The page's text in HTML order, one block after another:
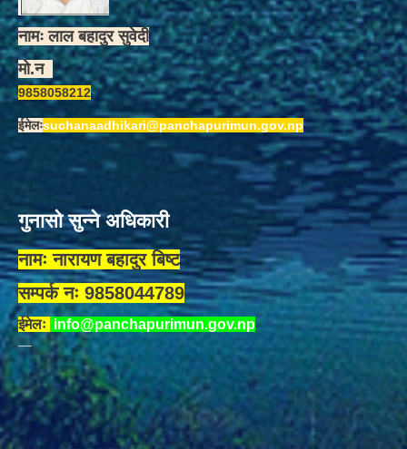
नामः लाल बहादुर सुवेदी
मो.न
9858058212
ईमेलःsuchanaadhikari@panchapurimun.gov.np
गुनासो सुन्ने अधिकारी
नामः नारायण बहादुर बिष्ट
सम्पर्क नः 9858044789
ईमेलः info@panchapurimun.gov.np